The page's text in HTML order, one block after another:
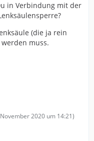
in Verbindung mit der
(die ja rein
muss.
2020 um 14:21)